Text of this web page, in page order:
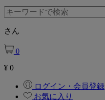
さん
0
¥ 0
ログイン・会員登録
お気に入り